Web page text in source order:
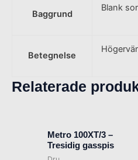
Baggrund
Blank
Betegnelse
Relaterade
Metro 100XT/3 –
Tresidig gasspis